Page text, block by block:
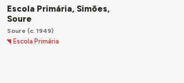
Escola Primária, Simões,
Soure
Soure (c. 1949)
Escola Primária